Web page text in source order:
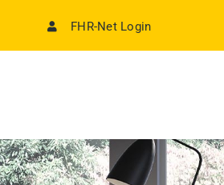
FHR-Net Login